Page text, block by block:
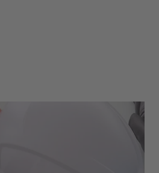
und an zwei Tagen in die